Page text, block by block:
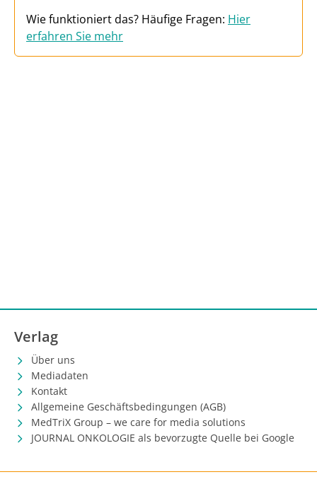
Wie funktioniert das? Häufige Fragen: Hier
erfahren Sie mehr
Verlag
Über uns
Mediadaten
Kontakt
Allgemeine Geschäftsbedingungen (AGB)
MedTriX Group – we care for media solutions
JOURNAL ONKOLOGIE als bevorzugte Quelle bei Google